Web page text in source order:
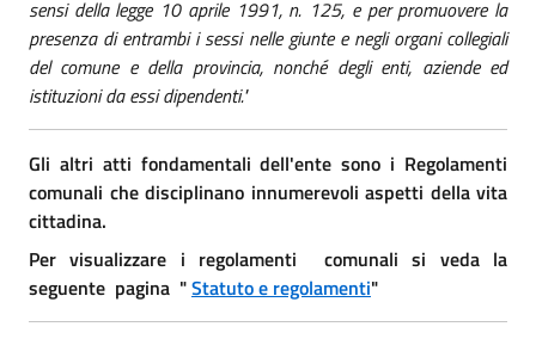
sensi della legge 10 aprile 1991, n. 125, e per promuovere la
presenza di entrambi i sessi nelle giunte e negli organi collegiali
del comune e della provincia, nonché degli enti, aziende ed
istituzioni da essi dipendenti."
Gli altri atti fondamentali dell'ente sono i Regolamenti
comunali che disciplinano innumerevoli aspetti della vita
cittadina.
Per visualizzare i regolamenti comunali si veda la
seguente pagina "Statuto e regolamenti"